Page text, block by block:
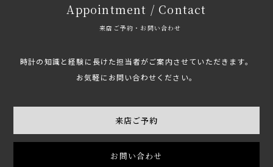
Appointment / Contact
来店ご予約・お問い合わせ
時計の知識と経験に長けた担当者がご案内させていただきます。
お気軽にお問い合わせください。
来店ご予約
お問い合わせ